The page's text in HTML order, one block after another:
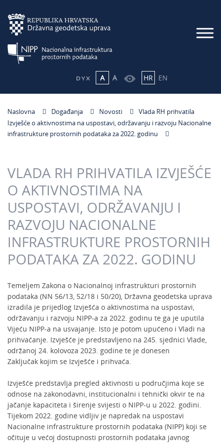
A A HR EN
Naslovna Događanja Novosti
Vlada RH prihvatila
Izvješće o aktivnostima na uspostavi, održavanju i razvoju Nacionalne
infrastrukture prostornih podataka za 2022. godinu
VLADA RH PRIHVATILA IZVJEŠĆE
O AKTIVNOSTIMA NA
USPOSTAVI, ODRŽAVANJU I
RAZVOJU NACIONALNE
INFRASTRUKTURE PROSTORNIH
PODATAKA ZA 2022. GODINU
Temeljem Zakona o Nacionalnoj infrastrukturi prostornih
podataka (NN 56/13, 52/18 i 50/20), Državna geodetska uprava
izradila je prijedlog Izvješća o aktivnostima na uspostavi,
održavanju i razvoju NIPP-a za 2022. godinu te ga je uputila
Vijeću NIPP-a na usvajanje. Isto je potom upućeno i Vladi na
prihvaćanje. Izvješće je predstavljeno na 245. sjednici Vlade,
održanoj 24. kolovoza 2023. godine te je donesen
Zaključak kojim se Izvješće i prihvaća.
Izvješće predstavlja pregled aktivnosti u područjima koje se
odnose na zakonodavni, institucionalni i tehnički okvir te na
jačanje kapaciteta i širenje svijesti o NIPP-u u 2022. godini.
Tijekom 2022. godine vidljiv je napredak na uspostavi
Nacionalne infrastrukture prostornih podataka (NIPP) koji se
očituje u većoj dostupnosti prostornih podataka javnog